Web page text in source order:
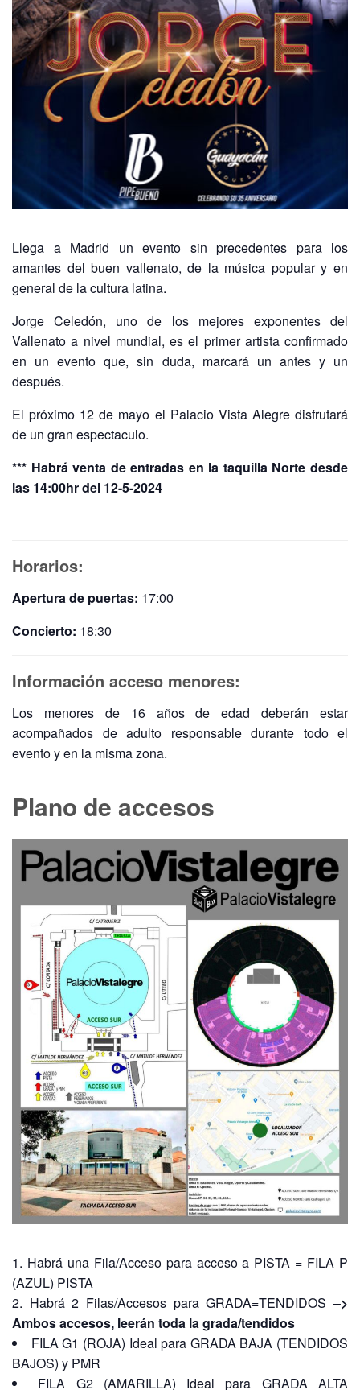
Llega a Madrid un evento sin precedentes para los
amantes del buen vallenato, de la música popular y en
general de la cultura latina.
Jorge Celedón, uno de los mejores exponentes del
Vallenato a nivel mundial, es el primer artista confirmado
en un evento que, sin duda, marcará un antes y un
después.
El próximo 12 de mayo el Palacio Vista Alegre disfrutará
de un gran espectaculo.
*** Habrá venta de entradas en la taquilla Norte desde
las 14:00hr del 12-5-2024
Horarios:
Apertura de puertas: 17:00
Concierto: 18:30
Información acceso menores:
Los menores de 16 años de edad deberán estar
acompañados de adulto responsable durante todo el
evento y en la misma zona.
Plano de accesos
Habrá una Fila/Acceso para acceso a PISTA = FILA P
(AZUL) PISTA
Habrá 2 Filas/Accesos para GRADA=TENDIDOS–>
Ambos accesos, leerán toda la grada/tendidos
FILA G1 (ROJA) Ideal para GRADA BAJA (TENDIDOS
BAJOS) y PMR
FILA G2 (AMARILLA) Ideal para GRADA ALTA